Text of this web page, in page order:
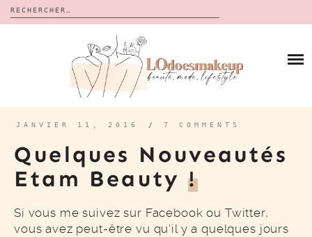
Rechercher :
CALENDRIERS DE L’AVENT
BON PLAN
À PROPOS
CONTACT
JANVIER 11, 2016 / 7 COMMENTS
Quelques Nouveautés
Etam Beauty!
Si vous me suivez sur Facebook ou Twitter,
vous avez peut-être vu qu’il y a quelques jours